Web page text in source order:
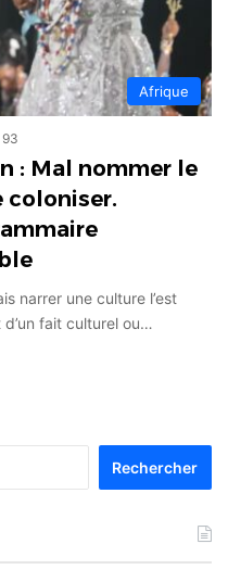
Afrique
93
: Mal nommer le
coloniser.
narrer une culture l’est
fait culturel ou…